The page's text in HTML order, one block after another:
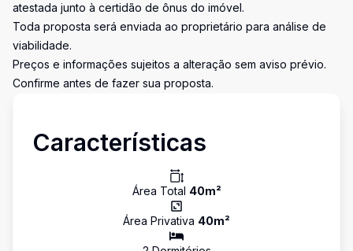
atestada junto à certidão de ônus do imóvel.
Toda proposta será enviada ao proprietário para análise de
viabilidade.
Preços e informações sujeitos a alteração sem aviso prévio.
Confirme antes de fazer sua proposta.
Características
Área Total 40m²
Área Privativa 40m²